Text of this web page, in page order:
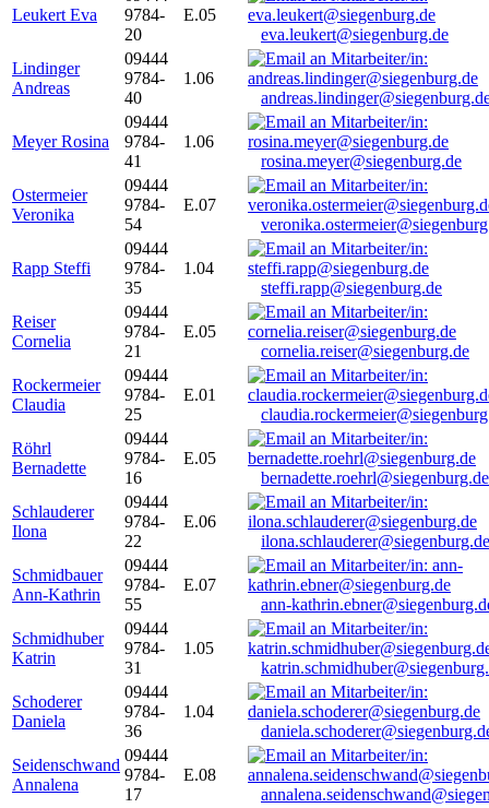
Leukert Eva
9784-
20
E.05
eva.leukert@siegenburg.de
Lindinger
Andreas
09444
9784-
40
1.06
Meyer Rosina
09444
9784-
41
1.06
rosina.meyer@siegenburg.de
Ostermeier
Veronika
09444
9784-
54
E.07
Rapp Steffi
09444
9784-
35
1.04
steffi.rapp@siegenburg.de
Reiser
Cornelia
09444
9784-
21
E.05
cornelia.reiser@siegenburg.de
Rockermeier
Claudia
09444
9784-
25
E.01
Röhrl
Bernadette
09444
9784-
16
E.05
bernadette.roehrl@siegenburg.de
Schlauderer
Ilona
09444
9784-
22
E.06
ilona.schlauderer@siegenburg.de
Schmidbauer
Ann-Kathrin
09444
9784-
55
E.07
ann-
Schmidhuber
Katrin
09444
9784-
31
1.05
Schoderer
Daniela
09444
9784-
36
1.04
Seidenschwand
Annalena
09444
9784-
17
E.08